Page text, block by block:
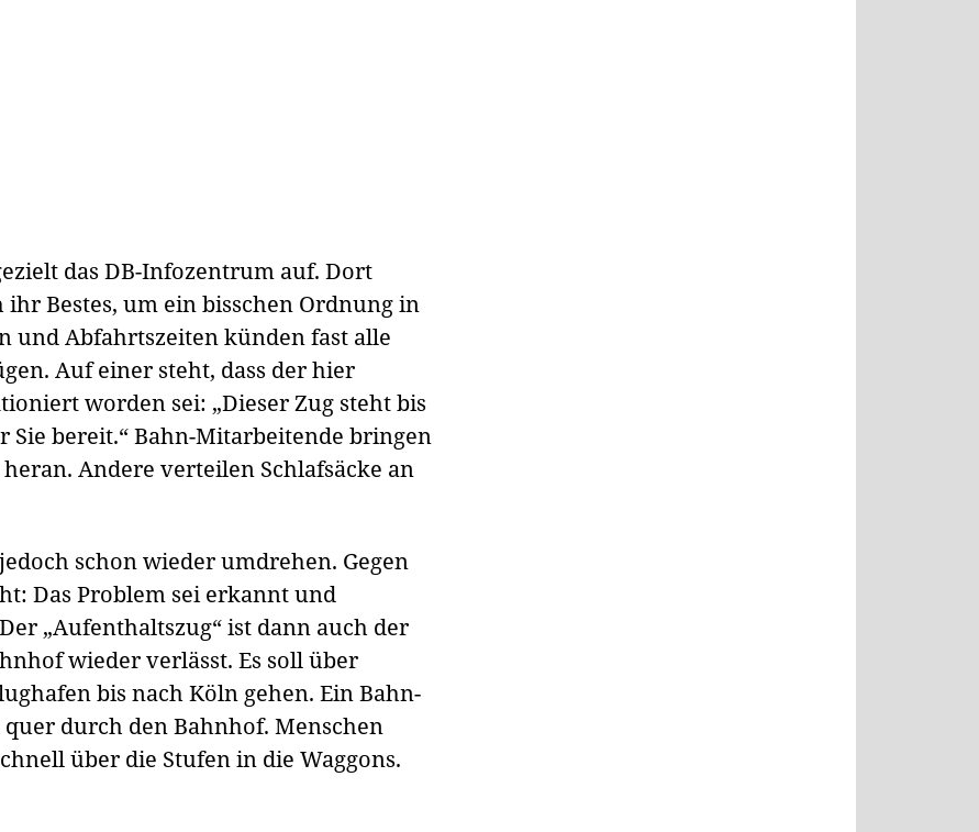
das DB-Infozentrum auf. Dort
Bestes, um ein bisschen Ordnung in
und Abfahrtszeiten künden fast alle
Auf einer steht, dass der hier
worden sei: „Dieser Zug steht bis
Sie bereit.“ Bahn-Mitarbeitende bringen
Andere verteilen Schlafsäcke an
schon wieder umdrehen. Gegen
Das Problem sei erkannt und
„Aufenthaltszug“ ist dann auch der
wieder verlässt. Es soll über
bis nach Köln gehen. Ein Bahn-
durch den Bahnhof. Menschen
über die Stufen in die Waggons.